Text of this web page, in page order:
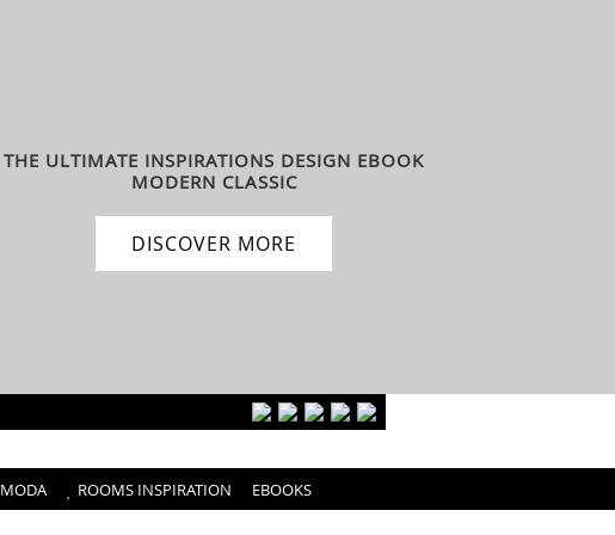
THE ULTIMATE INSPIRATIONS DESIGN EBOOK
MODERN CLASSIC
DISCOVER MORE
MODA ROOMS INSPIRATION EBOOKS